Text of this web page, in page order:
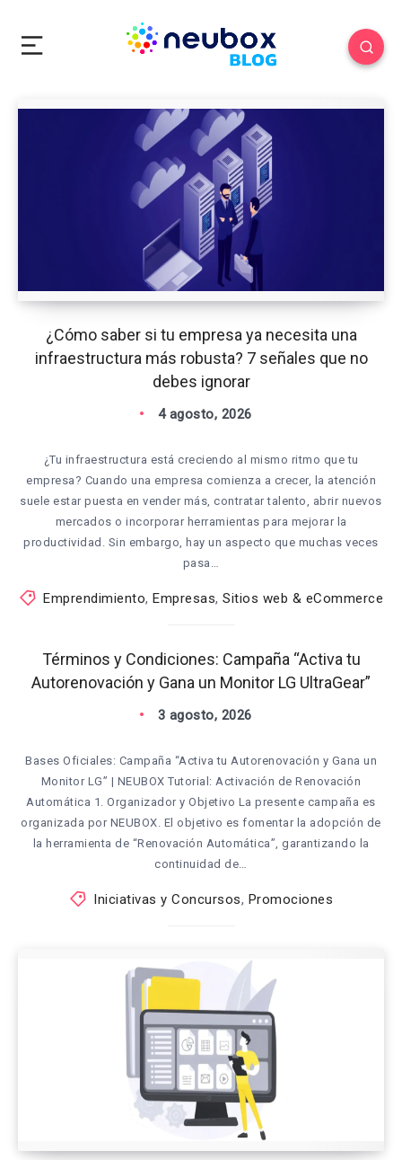
¿Cómo saber si tu empresa ya necesita una
infraestructura más robusta? 7 señales que no
debes ignorar
4 agosto, 2026
¿Tu infraestructura está creciendo al mismo ritmo que tu
empresa? Cuando una empresa comienza a crecer, la atención
suele estar puesta en vender más, contratar talento, abrir nuevos
mercados o incorporar herramientas para mejorar la
productividad. Sin embargo, hay un aspecto que muchas veces
pasa…
Emprendimiento,Empresas,Sitios web & eCommerce
Términos y Condiciones: Campaña “Activa tu
Autorenovación y Gana un Monitor LG UltraGear”
3 agosto, 2026
Bases Oficiales: Campaña “Activa tu Autorenovación y Gana un
Monitor LG” | NEUBOX Tutorial: Activación de Renovación
Automática 1. Organizador y Objetivo La presente campaña es
organizada por NEUBOX. El objetivo es fomentar la adopción de
la herramienta de “Renovación Automática”, garantizando la
continuidad de…
Iniciativas y Concursos, Promociones